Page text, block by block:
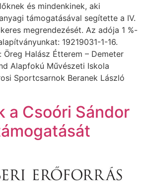
és mindenkinek, aki
támogatásával segítette a IV.
megrendezését. Az adója 1 %-
19219031-1-16.
Halász Étterem – Demeter
Alapfokú Művészeti Iskola
Sportcsarnok Beranek László
a Csoóri Sándor